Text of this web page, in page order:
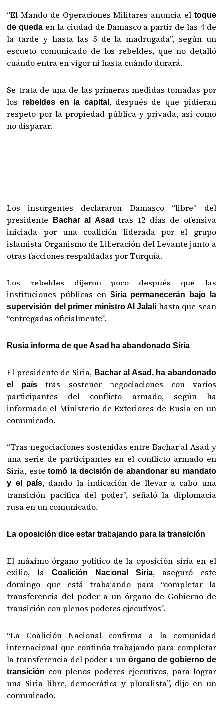
“El Mando de Operaciones Militares anuncia el toque
de queda en la ciudad de Damasco a partir de las 4 de
la tarde y hasta las 5 de la madrugada”, según un
escueto comunicado de los rebeldes, que no detalló
cuándo entra en vigor ni hasta cuándo durará.
Se trata de una de las primeras medidas tomadas por
los
rebeldes en la capital , después de que pidieran
respeto por la propiedad pública y privada, así como
no disparar.
Los insurgentes declararon Damasco “libre” del
presidente
Bachar al Asad
tras 12 días de ofensiva
iniciada por una coalición liderada por el grupo
islamista Organismo de Liberación del Levante junto a
otras facciones respaldadas por Turquía.
Los rebeldes dijeron poco después que las
instituciones públicas en Siria permanecerán bajo la
supervisión del primer ministro Al Jalali hasta que sean
“entregadas oficialmente”.
Rusia informa de que Asad ha abandonado Siria
El presidente de Siria, Bachar al Asad, ha abandonado
el paístras sostener negociaciones con varios
participantes del conflicto armado, según ha
informado el Ministerio de Exteriores de Rusia en un
comunicado.
“Tras negociaciones sostenidas entre Bachar al Asad y
una serie de participantes en el conflicto armado en
Siria, este tomó la decisión de abandonar su mandato
y el país, dando la indicación de llevar a cabo una
transición pacífica del poder”, señaló la diplomacia
rusa en un comunicado.
La oposición dice estar trabajando para la transición
El máximo órgano político de la oposición siria en el
exilio, laCoalición Nacional Siria, aseguró este
domingo que está trabajando para “completar la
transferencia del poder a un órgano de Gobierno de
transición con plenos poderes ejecutivos”.
“La Coalición Nacional confirma a la comunidad
internacional que continúa trabajando para completar
la transferencia del poder a un órgano de gobierno de
transición con plenos poderes ejecutivos, para lograr
una Siria libre, democrática y pluralista”, dijo en un
comunicado.